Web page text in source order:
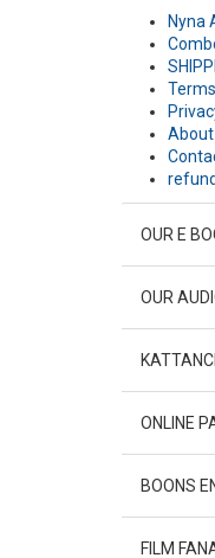
Nyna
About
OUR E
OUR
ONLINE
BOONS
FILM